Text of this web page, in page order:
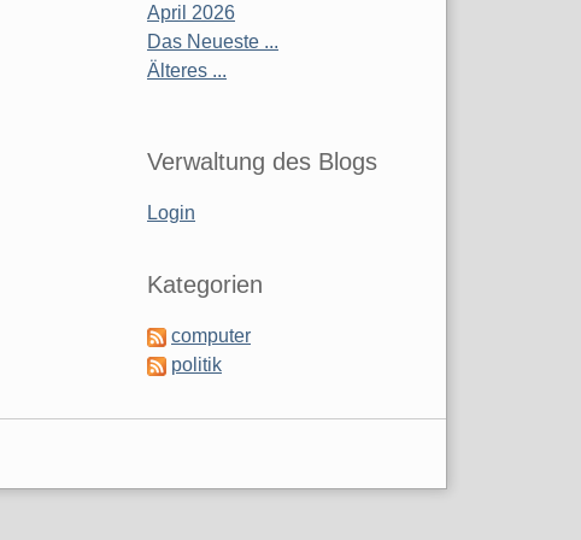
April 2026
Das Neueste ...
Älteres ...
Verwaltung des Blogs
Login
Kategorien
computer
politik